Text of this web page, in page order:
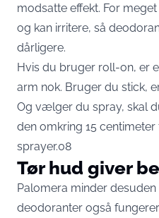
modsatte effekt. For
og kan irritere, så
dårligere.
Hvis du bruger roll-on, er
arm nok. Bruger du stick,
Og vælger du spray, skal
den omkring 15
sprayer.08
Tør hud giver
Palomera minder
deodoranter også